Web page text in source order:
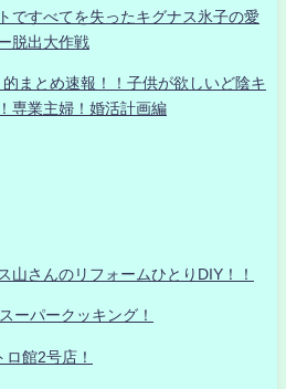
ですべてを失ったキグナス氷子の愛
脱出大作戦
まとめ速報！！子供が欲しいど陰キ
専業主婦！婚活計画編
山さんのリフォームひとりDIY！！
ーパークッキング！
館2号店！